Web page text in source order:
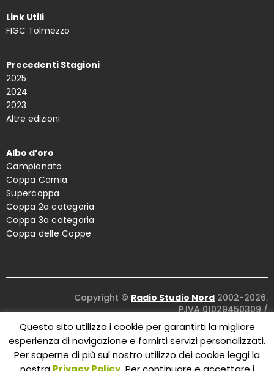
Link Utili
FIGC Tolmezzo
Precedenti Stagioni
2025
2024
2023
Altre edizioni
Albo d’oro
Campionato
Coppa Carnia
Supercoppa
Coppa 2a categoria
Coppa 3a categoria
Coppa delle Coppe
Copyright © Radio Studio Nord 2002-2026.
P.IVA 01029450309 /
Concept and design:Five Studio
Maintenance:Clyco SRL. All Rights Reserved.
Questo sito utilizza i cookie per garantirti la migliore
esperienza di navigazione e fornirti servizi personalizzati.
Per saperne di più sul nostro utilizzo dei cookie leggi la